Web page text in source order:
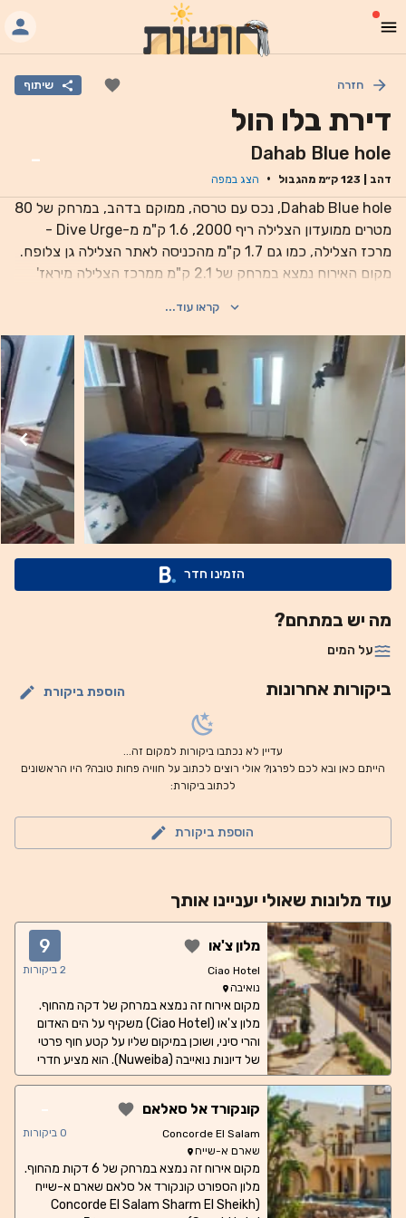
חזרה שיתוף
דירת בלו הול
Dahab Blue hole
דהב 123 ק״מ מהגבול · הצג במפה
-
Dahab Blue hole, נכס עם טרסה, ממוקם בדהב, במרחק של 80
מטרים ממועדון הצלילה ריף 2000, 1.6 ק"מ מ-Dive Urge -
מרכז הצלילה, כמו גם 1.7 ק"מ מהכניסה לאתר הצלילה גן צלופח.
מקום האירוח נמצא במרחק של 2.1 ק"מ ממרכז הצלילה מיראז'
מספקת גישה למרפסת, וכוללת חדר שינה אחד ומטבח מאובזר
במלואו. Fantasea Divers נמצא במרחק של 1.9 ק"מ מהדירה,
ומועדון הצלילה Blue Beach נמצא במרחק של 2.1 ק"מ ממקום
האירוח. שדה התעופה הקרוב ביותר הוא נמל התעופה הבינלאומי
של שארם א-שייח', שנמצא במרחק של 61 ק"מ ממקום האירוח.
קראו עוד...
הזמינו חדר
מה יש במתחם?
על המים
ביקורות אחרונות הוספת ביקורת
עדיין לא נכתבו ביקורות למקום זה...
הייתם כאן ובא לכם לפרגן? אולי רוצים לכתוב על חוויה פחות טובה? היו הראשונים
לכתוב ביקורת:
הוספת ביקורת
עוד מלונות שאולי יעניינו אותך
מלון צ'או
Ciao Hotel
נואיבה
9
2 ביקורות
מקום אירוח זה נמצא במרחק של דקה מהחוף.
מלון צ'או (Ciao Hotel) משקיף על הים האדום
והרי סיני, ושוכן במיקום שליו על קטע חוף פרטי
של דיונות נואייבה (Nuweiba). הוא מציע חדרי
אירוח עם מרפסת שפונה לגן או לבריכה החיצונית.
בגדים מעץ עם פרטים אוריינטליים, חדר רחצה
פרטי וטלוויזיה בכבלים התלויה על הקיר. חלק
מוגשת מדי יום לחדר האירוח, ליד הבריכה או
בחדר האוכל. הבר-מסעדה Lotus Beach מגיש
מנות מצריות, בינלאומיות ומאכלי ים. בית הקפה
קונקורד אל סאלאם
Concorde El Salam
שארם א-שייח
-
0 ביקורות
מקום אירוח זה נמצא במרחק של 6 דקות מהחוף.
מלון הספורט קונקורד אל סלאם שארם א-שייח
(Concorde El Salam Sharm El Sheikh